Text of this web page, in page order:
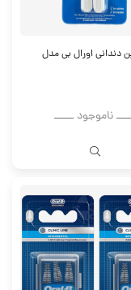
دندانی اورال بی مدل
ناموجود ــــــ